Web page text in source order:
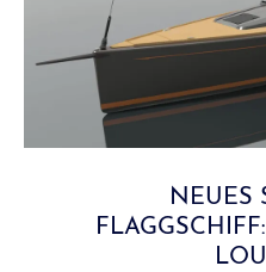
NEUES